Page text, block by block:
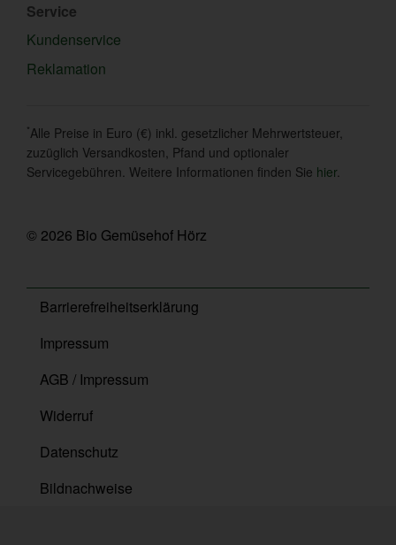
Service
Kundenservice
Reklamation
*Alle Preise in Euro (€) inkl. gesetzlicher Mehrwertsteuer,
zuzüglich Versandkosten, Pfand und optionaler
Servicegebühren. Weitere Informationen finden Sie hier.
© 2026 Bio Gemüsehof Hörz
Barrierefreiheitserklärung
Impressum
AGB / Impressum
Widerruf
Datenschutz
Bildnachweise